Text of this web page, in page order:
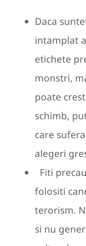
Daca
intamplat
etichete
monstri,
poate
schimb,
care
alegeri
Fiti
folositi
terorism.
si nu